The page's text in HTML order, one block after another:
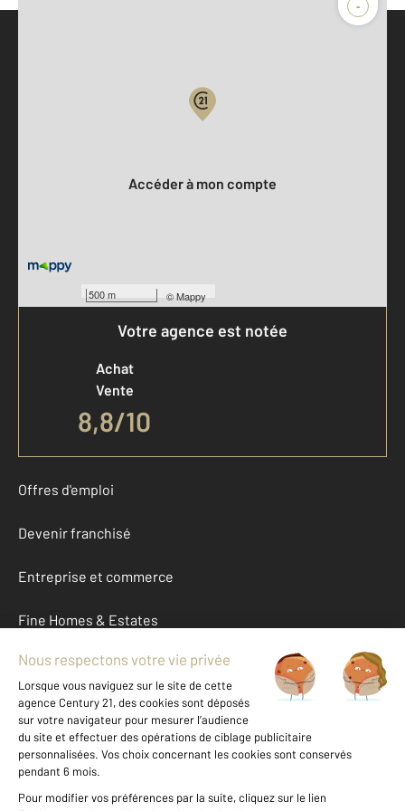
-
500 m ©Mappy
Accéder à mon compte
Votre agence est notée
Achat
Vente
8,8/10
Offres d'emploi
Devenir franchisé
Entreprise et commerce
Fine Homes & Estates
À propos
International
Nous contacter